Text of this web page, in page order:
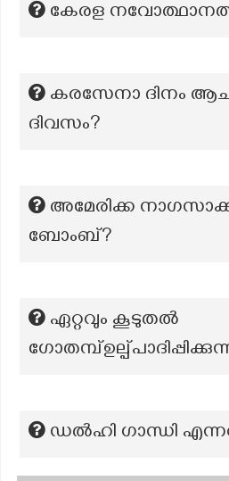
കേരള
കരസേനാ ദിനം
ദിവസം?
അമേരിക്ക
ബോംബ്?
ഏറ്റവും കൂടുതല്‍
ഡൽഹി ഗാന്ധി